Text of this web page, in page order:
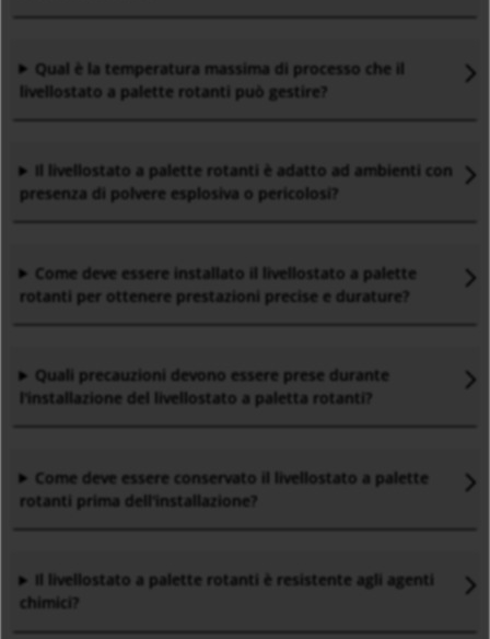
Qual è la temperatura massima di processo che il
livellostato a palette rotanti può gestire?
Il livellostato a palette rotanti è adatto ad ambienti con
presenza di polvere esplosiva o pericolosi?
Come deve essere installato il livellostato a palette
rotanti per ottenere prestazioni precise e durature?
Quali precauzioni devono essere prese durante
l'installazione del livellostato a paletta rotanti ?
Come deve essere conservato il livellostato a palette
rotanti prima dell'installazione?
Il livellostato a palette rotanti è resistente agli agenti
chimici ?